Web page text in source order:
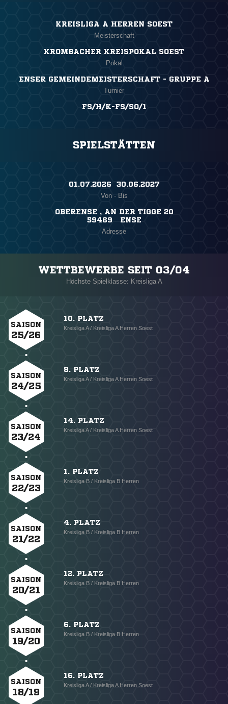
KREISLIGA A HERREN SOEST
Meisterschaft
KROMBACHER KREISPOKAL SOEST
Pokal
ENSER GEMEINDEMEISTERSCHAFT - GRUPPE A
Turnier
FS/H/K-FS/SO/1
SPIELSTÄTTEN
01.07.2026 ​ 30.06.2027
Von - Bis
OBERENSE , AN DER TIGGE 20
59469 ENSE
Adresse
WETTBEWERBE SEIT 03/04
Höchste Spielklasse: Kreisliga A
SAISON
25/26
10. PLATZ
Kreisliga A / Kreisliga A Herren Soest
SAISON
24/25
8. PLATZ
Kreisliga A / Kreisliga A Herren Soest
SAISON
23/24
14. PLATZ
Kreisliga A / Kreisliga A Herren Soest
SAISON
22/23
1. PLATZ
Kreisliga B / Kreisliga B Herren
SAISON
21/22
4. PLATZ
Kreisliga B / Kreisliga B Herren
SAISON
20/21
12. PLATZ
Kreisliga B / Kreisliga B Herren
SAISON
19/20
6. PLATZ
Kreisliga B / Kreisliga B Herren
SAISON
18/19
16. PLATZ
Kreisliga A / Kreisliga A Herren Soest